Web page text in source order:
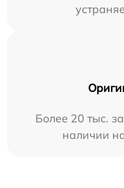
Более 20 тыс.
наличии